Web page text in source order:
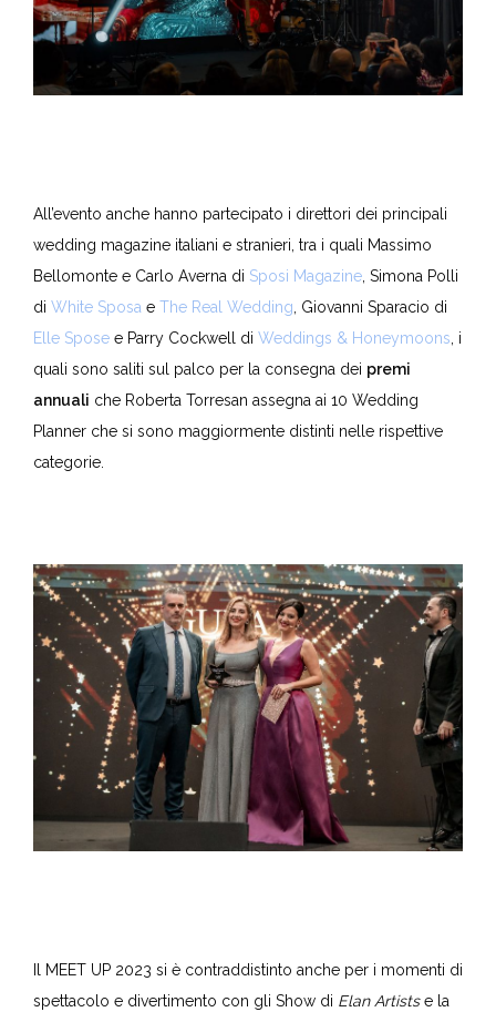
All’evento anche hanno partecipato i direttori dei principali
wedding magazine italiani e stranieri, tra i quali Massimo
Bellomonte e Carlo Averna di Sposi Magazine, Simona Polli
di White Sposa e The Real Wedding, Giovanni Sparacio di
Elle Spose e Parry Cockwell di Weddings & Honeymoons, i
quali sono saliti sul palco per la consegna dei premi
annuali che Roberta Torresan assegna ai 10 Wedding
Planner che si sono maggiormente distinti nelle rispettive
categorie.
Il MEET UP 2023 si è contraddistinto anche per i momenti di
spettacolo e divertimento con gli Show di Elan Artistse la